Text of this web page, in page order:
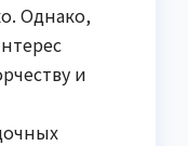
Однако,
и